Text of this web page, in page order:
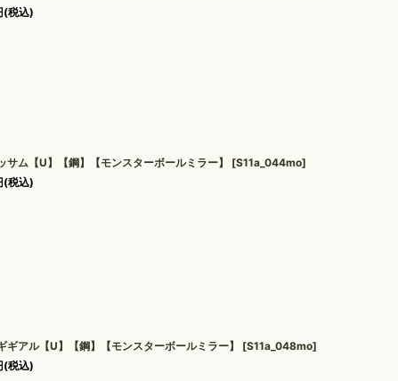
(税込)
サム【U】【鋼】【モンスターボールミラー】 [S11a_044mo]
(税込)
ギアル【U】【鋼】【モンスターボールミラー】 [S11a_048mo]
(税込)